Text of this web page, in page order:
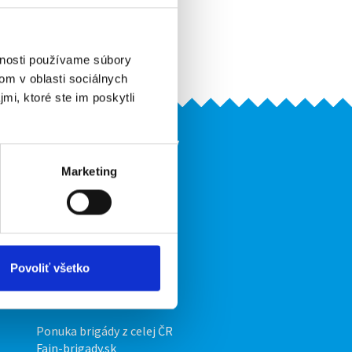
používame súbory
v oblasti sociálnych
ktoré ste im poskytli
Marketing
Povoliť všetko
Pridať do obľúbených
Naše ďalšie projekty
mobilná aplikácia
Fajn Brigády
INwork.cz
Fajn práce
Ponuka brigády z celej ČR
Fajn-brigady.sk